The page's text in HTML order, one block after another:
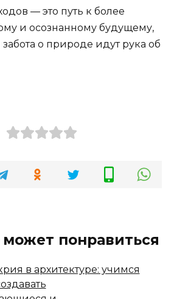
— это путь к более
и осознанному будущему,
забота о природе идут рука об
понравиться